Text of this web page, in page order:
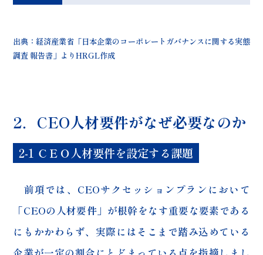
出典：経済産業省「日本企業のコーポレートガバナンスに関する実態
調査 報告書」よりHRGL作成
2．CEO人材要件がなぜ必要なのか
2-1 ＣＥＯ人材要件を設定する課題
前項では、CEOサクセッションプランにおいて
「CEOの人材要件」が根幹をなす重要な要素である
にもかかわらず、実際にはそこまで踏み込めている